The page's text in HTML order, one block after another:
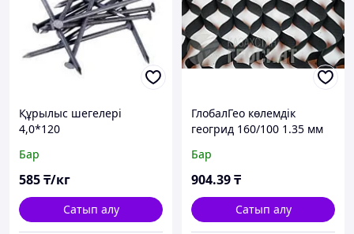
Құрылыс шегелері
4,0*120
Бар
585₸/кг
Сатып алу
ГлобалГео көлемдік
геогрид 160/100 1.35 мм
Бар
904.39₸
Сатып алу